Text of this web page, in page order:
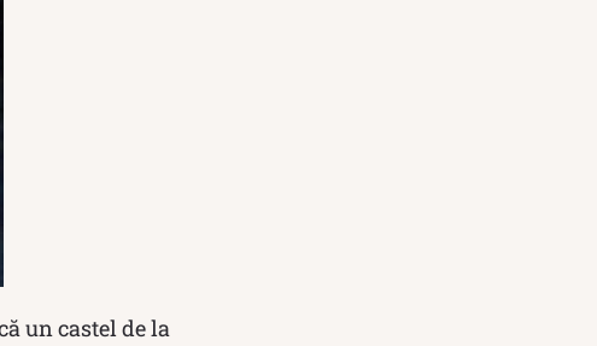
un castel de la